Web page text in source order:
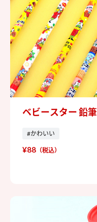
ベビースター 鉛筆
ベビースター 鉛筆
#かわいい
¥88 （税込）